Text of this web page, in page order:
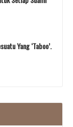
Yang ‘Taboo’.